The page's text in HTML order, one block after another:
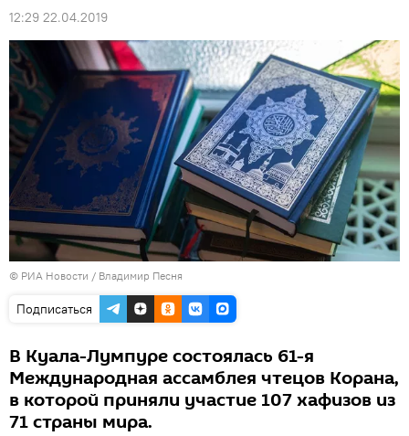
12:29 22.04.2019
© РИА Новости / Владимир Песня
Подписаться
В Куала-Лумпуре состоялась 61-я
Международная ассамблея чтецов Корана,
в которой приняли участие 107 хафизов из
71 страны мира.